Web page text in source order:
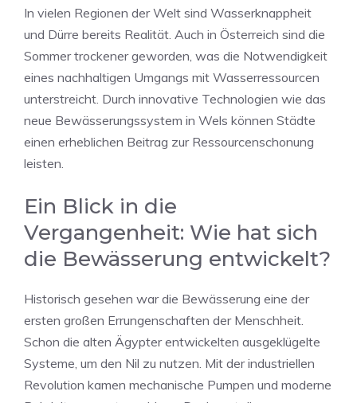
In vielen Regionen der Welt sind Wasserknappheit
und Dürre bereits Realität. Auch in Österreich sind die
Sommer trockener geworden, was die Notwendigkeit
eines nachhaltigen Umgangs mit Wasserressourcen
unterstreicht. Durch innovative Technologien wie das
neue Bewässerungssystem in Wels können Städte
einen erheblichen Beitrag zur Ressourcenschonung
leisten.
Ein Blick in die
Vergangenheit: Wie hat sich
die Bewässerung entwickelt?
Historisch gesehen war die Bewässerung eine der
ersten großen Errungenschaften der Menschheit.
Schon die alten Ägypter entwickelten ausgeklügelte
Systeme, um den Nil zu nutzen. Mit der industriellen
Revolution kamen mechanische Pumpen und moderne